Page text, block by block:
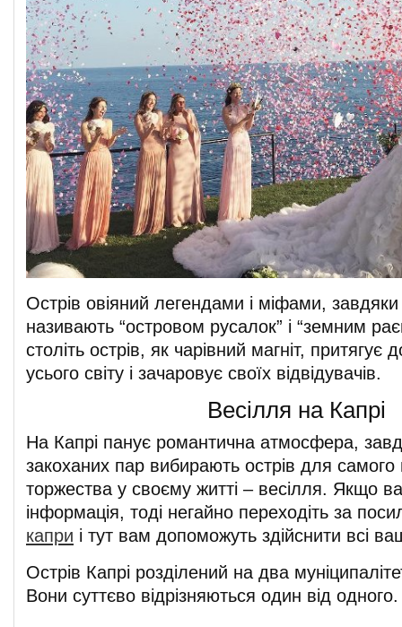
Острів овіяний легендами і міфами,
називають “островом русалок” і “земним
століть острів, як чарівний магніт,
усього світу і зачаровує своїх відвідувачів.
Весілля на Капрі
На Капрі панує романтична атмосфера,
закоханих пар вибирають острів для
торжества у своєму житті – весілля. Якщо
інформація, тоді негайно переходіть за
капри і тут вам допоможуть здійснити всі
Острів Капрі розділений на два
Вони суттєво відрізняються один від одного.